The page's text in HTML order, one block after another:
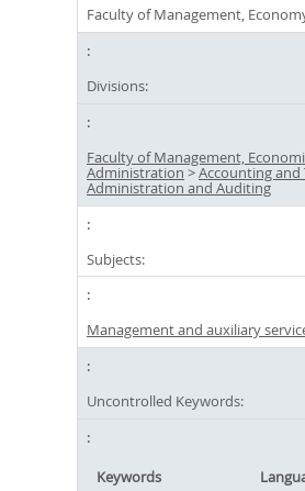
Faculty of Management,
Divisions:
Faculty of Management,
Administration >Accounting and
Administration and Auditing
Subjects:
Management and auxiliary
Uncontrolled Keywords:
Keywords